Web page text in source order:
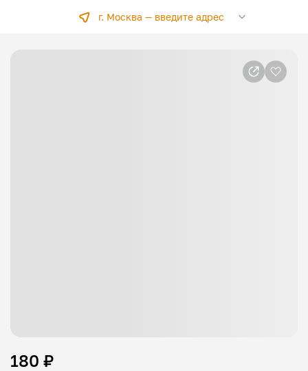
г. Москва —введите адрес
180 ₽